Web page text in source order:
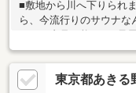
■敷地から川へ下りられ
ら、今流行りのサウナ
り
東京都あきる